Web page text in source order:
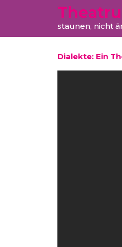
staunen, nicht
Dialekte: Ein